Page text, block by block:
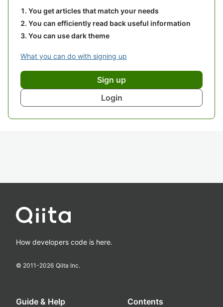
You get articles that match your needs
You can efficiently read back useful information
You can use dark theme
What you can do with signing up
Sign up
Login
How developers code is here.
© 2011-2026 Qiita Inc.
Guide & Help Contents